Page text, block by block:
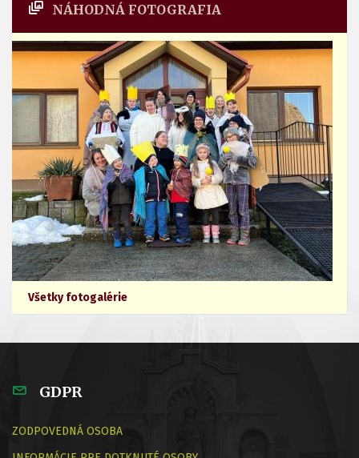
NÁHODNÁ FOTOGRAFIA
Všetky fotogalérie
GDPR
ZODPOVEDNÁ OSOBA